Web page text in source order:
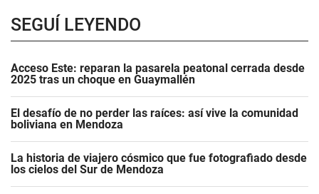
SEGUÍ LEYENDO
Acceso Este: reparan la pasarela peatonal cerrada desde
2025 tras un choque en Guaymallén
El desafío de no perder las raíces: así vive la comunidad
boliviana en Mendoza
La historia de viajero cósmico que fue fotografiado desde
los cielos del Sur de Mendoza